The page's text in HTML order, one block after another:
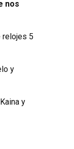
nos
relojes 5
y
y